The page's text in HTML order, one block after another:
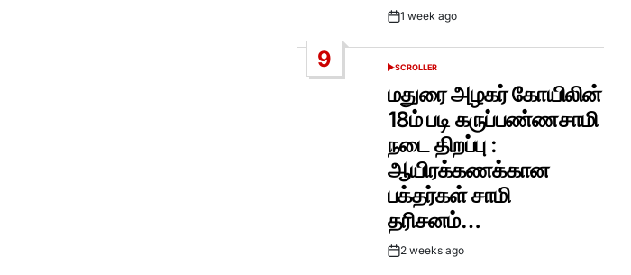
Post1 week ago
9
POSTED
SCROLLER
மதுரை அழகர் கோயிலின்
18ம் படி கருப்பண்ணசாமி
நடை திறப்பு :
ஆயிரக்கணக்கான
பக்தர்கள் சாமி
தரிசனம்…
Post2 weeks ago